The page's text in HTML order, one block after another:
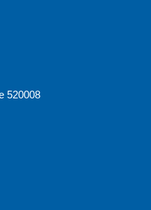
520008